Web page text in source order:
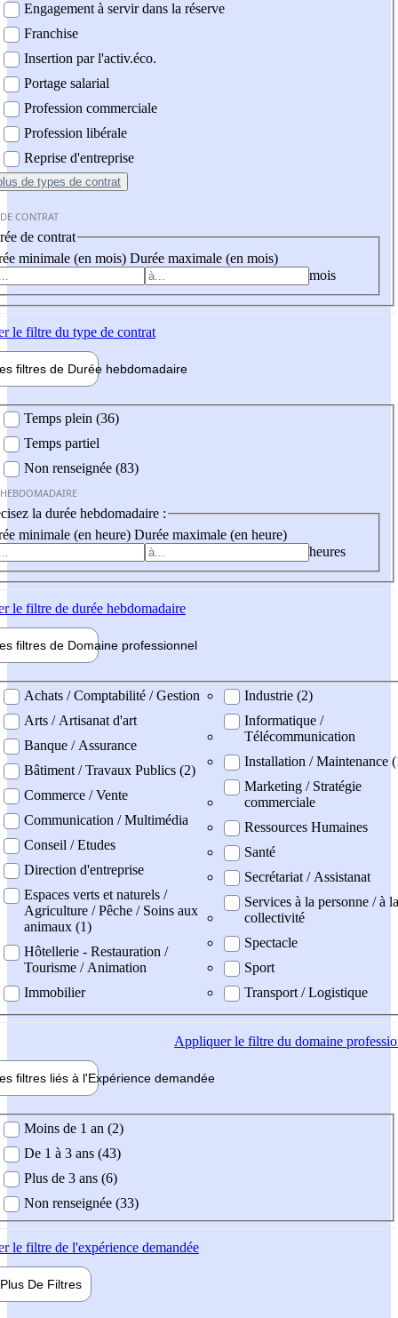
Engagement à servir dans la réserve
Franchise
Insertion par l'activ.éco.
Portage salarial
Profession commerciale
Profession libérale
Reprise d'entreprise
de types de contrat
CONTRAT
de contrat
minimale (en mois) Durée maximale (en mois)
mois
le filtre du type de contrat
filtres de Durée hebdomadaire
Temps plein (36)
Temps partiel
Non renseignée (83)
la durée hebdomadaire :
minimale (en heure) Durée maximale (en heure)
heures
le filtre de durée hebdomadaire
filtres de Domaine professionnel
professionel
Achats / Comptabilité / Gestion
Arts / Artisanat d'art
Banque / Assurance
Bâtiment / Travaux Publics (2)
Commerce / Vente
Communication / Multimédia
Conseil / Etudes
Direction d'entreprise
Espaces verts et naturels /
Agriculture / Pêche / Soins aux
animaux (1)
Hôtellerie - Restauration /
Tourisme / Animation
Immobilier
Industrie (2)
Informatique /
Télécommunication
Installation / Maintenance
Marketing / Stratégie
commerciale
Ressources Humaines
Santé
Secrétariat / Assistanat
Services à la personne / à la
collectivité
Spectacle
Sport
Transport / Logistique
Appliquerle filtre du domaine
filtres liés à l'Expérience demandée
demandée
Moins de 1 an (2)
De 1 à 3 ans (43)
Plus de 3 ans (6)
Non renseignée (33)
le filtre de l'expérience demandée
Plus De Filtres